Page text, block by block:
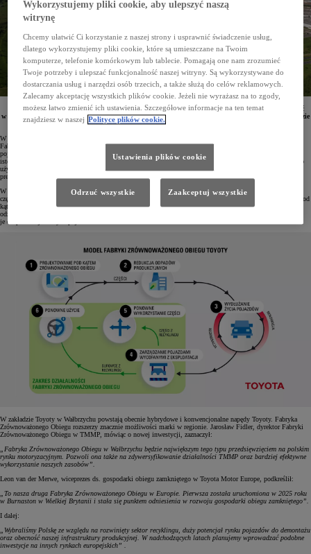
Toyota Motor Europe zapowiedziała otwarcie Fabryki Zrównoważonego Obiegu, która ma powstać
w ramach funkcjonującej w Wałbrzychu zakładu Toyota Motor Manufacturing Poland. Rocznie będzie
ona przetwarzać 20 tys. pojazdów wycofanych z eksploatacji.
W ramach funkcjonującej w Wałbrzychu fabryki Toyota Motor Manufacturing Poland (TMMP) ma powstać
Fabryka Zrównoważonego Obiegu o powierzchni 25 tys. m². Rocznie będzie ona przetwarzać blisko 20 tys.
pojazdów wycofanych z eksploatacji. Najnowsza inwestycja Toyota Motor Europe (TME) stanowi kolejny
istotny krok w realizacji strategii gospodarki o obiegu zamkniętym, opartej na zasadach redukcji, ponownego
użycia i recyklingu (Reduce, Reuse, Recycle). Jej celem jest zwiększenie korzyści dla środowiska poprzez
precyzyjne i systematyczne przetwarzanie samochodów wycofanych z użytkowania.
W nowym zakładzie w Wałbrzychu auta będą poddawane kompleksowym procesom demontażu i odzysku
części nadających się do ponownego użycia. Niektóre elementy – takie jak baterie czy koła – będą oceniane pod
kątem możliwości ich regeneracji, ponownego wykorzystania lub recyklingu. Toyota planuje również
odzyskiwać cenne surowce, w tym miedź, stal, aluminium i tworzywa sztuczne, a następnie wykorzystywać
je do produkcji nowych pojazdów.
W zakładzie Toyoty w Wałbrzychu powstają obecnie hybrydowe i konwencjonalne napędy Toyoty. Fabryka
Zrównoważonego Obiegu rozszerzy znacznie możliwości marki w regionie. Jarosław Fidler, dyrektor Fabryki
Zrównoważonego Obiegu w TMMP, mówiąc o nowej inwestycji, zaznaczył:
„Fabryka Zrównoważonego Obiegu w Wałbrzychu będzie największym tego typu przedsięwzięciem na polskim
rynku motoryzacyjnym. Pozwoli ona także na zdywersyfikowanie działalności TMMP oraz bardziej efektywne
wykorzystanie naszych zasobów”.
Leon van der Merwe, wiceprezes ds. gospodarki obiegu zamkniętego w Toyota Motor Europe, podkreślił:
„To nasza druga Fabryka Zrównoważonego Obiegu w Europie. Pierwsza została uruchomiona w 2025 roku
w Burnaston w Wielkiej Brytanii i stała się punktem odniesienia w rozwoju gospodarki obiegu zamkniętego”.
I dalej:
„Wybraliśmy Polskę ze względu na rozwinięty sektor recyklingu, duży potencjał rynku pojazdów do demontażu
oraz obecność naszej infrastruktury produkcyjnej. W nadchodzących latach planujemy wprowadzać podobne
inwestycje na innych rynkach europejskich” .
Wykorzystujemy pliki cookie, aby ulepszyć naszą
witrynę
Chcemy ułatwić Ci korzystanie z naszej strony i usprawnić świadczenie usług,
dlatego wykorzystujemy pliki cookie, które są umieszczane na Twoim
komputerze, telefonie komórkowym lub tablecie. Pomagają one nam zrozumieć
Twoje potrzeby i ulepszać funkcjonalność naszej witryny. Są wykorzystywane do
dostarczania usług i narzędzi osób trzecich, a także służą do celów reklamowych.
Zalecamy akceptację wszystkich plików cookie. Jeżeli nie wyrażasz na to zgody,
możesz łatwo zmienić ich ustawienia. Szczegółowe informacje na ten temat
znajdziesz w naszej Polityce plików cookie.
Ustawienia plików cookie
Odrzuć wszystkie Zaakceptuj wszystkie